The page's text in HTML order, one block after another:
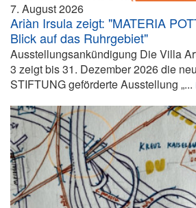
7. August 2026
Ariàn Irsula zeigt: "MATERIA
Blick auf das Ruhrgebiet"
Ausstellungsankündigung Die Villa
3 zeigt bis 31. Dezember 2026 die
STIFTUNG geförderte Ausstellung „...